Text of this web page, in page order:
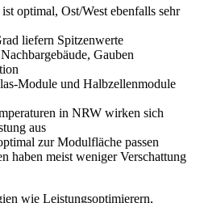
ist optimal, Ost/West ebenfalls sehr
liefern Spitzenwerte
Gauben
Module und Halbzellenmodule
in NRW wirken sich
aus
zur Modulfläche passen
haben meist weniger Verschattung
wie Leistungsoptimierern,